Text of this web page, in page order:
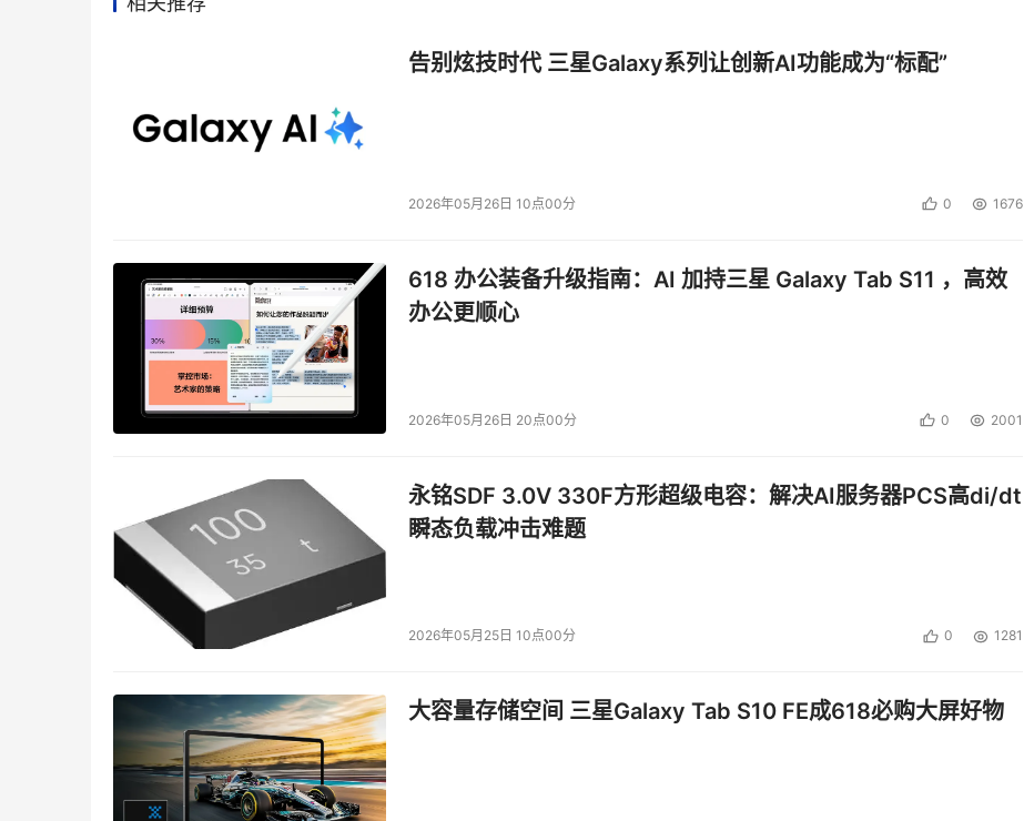
告别炫技时代 三星Galaxy系列让创新AI功能成为“标配”
2026年05月26日 10点00分 0 1676
618 办公装备升级指南：AI 加持三星 Galaxy Tab S11 ，高效
办公更顺心
2026年05月26日 20点00分 0 2001
永铭SDF 3.0V 330F方形超级电容：解决AI服务器PCS高di/dt
瞬态负载冲击难题
2026年05月25日 10点00分 0 1281
大容量存储空间 三星Galaxy Tab S10 FE成618必购大屏好物